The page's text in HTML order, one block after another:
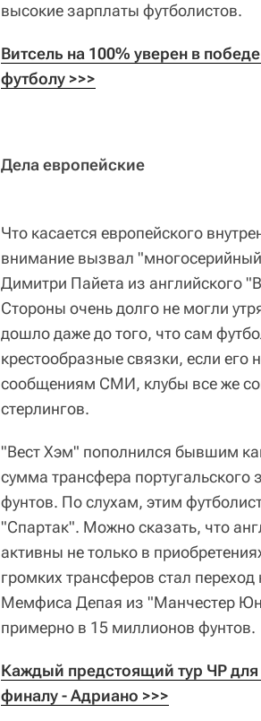
высокие зарплаты футболистов.
Витсель на 100% уверен в
футболу >>>
Дела европейские
Что касается европейского
внимание вызвал
Димитри Пайета из английского
Стороны очень долго не могли
дошло даже до того, что сам
крестообразные связки, если его
сообщениям СМИ, клубы все же
стерлингов.
"Вест Хэм" пополнился бывшим
сумма трансфера
фунтов. По слухам, этим
"Спартак". Можно сказать, что
активны не только в
громких трансферов стал
Мемфиса Депая из "Манчестер
примерно в 15 миллионов фунтов.
Каждый предстоящий тур ЧР для
финалу - Адриано >>>